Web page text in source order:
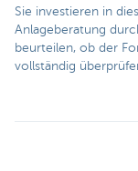
Sie investieren in
Anlageberatung
beurteilen, ob der
vollständig